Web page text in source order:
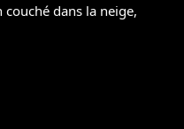
dans la neige,